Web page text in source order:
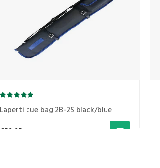
Laperti cue bag 2B-2S black/blue
€59,95